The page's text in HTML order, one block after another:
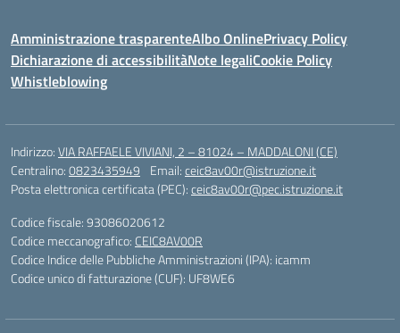
Amministrazione trasparenteAlbo OnlinePrivacy Policy
Dichiarazione di accessibilitàNote legaliCookie Policy
Whistleblowing
Indirizzo:VIA RAFFAELE VIVIANI, 2 – 81024 – MADDALONI (CE)
Centralino:0823435949 Email:ceic8av00r@istruzione.it
Posta elettronica certificata (PEC):ceic8av00r@pec.istruzione.it
Codice fiscale: 93086020612
Codice meccanografico: CEIC8AV00R
Codice Indice delle Pubbliche Amministrazioni (IPA): icamm
Codice unico di fatturazione (CUF): UF8WE6